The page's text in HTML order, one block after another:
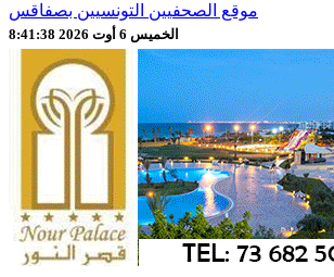
موقع الصحفيين التونسيين بصفاقس
الخميس 6 أوت 2026 8:41:39